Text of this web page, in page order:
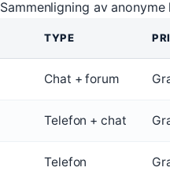
Sammenligning av
TYPE
Chat + forum
Telefon + chat
Telefon